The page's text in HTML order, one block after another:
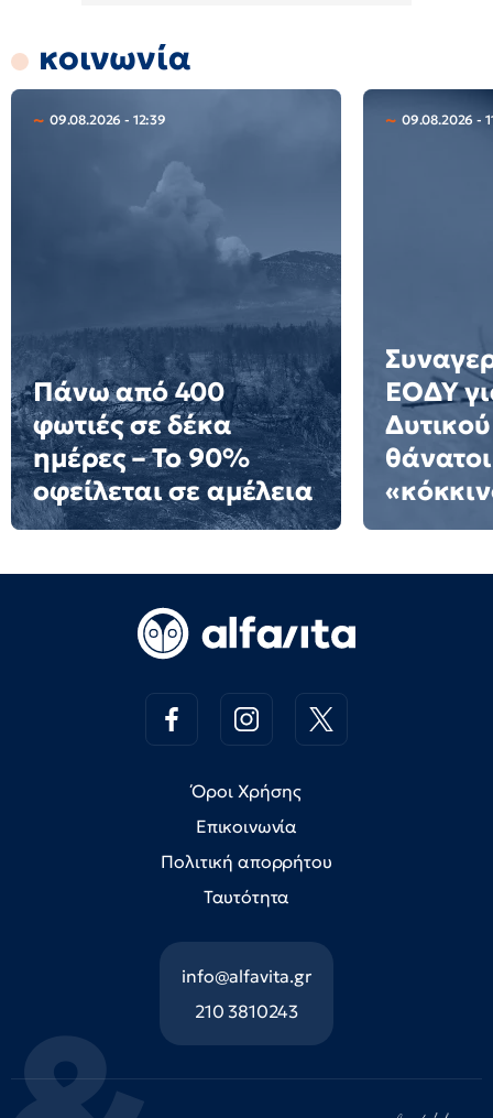
κοινωνία
09.08.2026 - 12:39
Πάνω από 400
φωτιές σε δέκα
ημέρες – Το 90%
οφείλεται σε αμέλεια
09.08.2026 -
ΕΟΔΥ
Όροι Χρήσης
Επικοινωνία
Πολιτική απορρήτου
Ταυτότητα
info@alfavita.gr
210 3810243